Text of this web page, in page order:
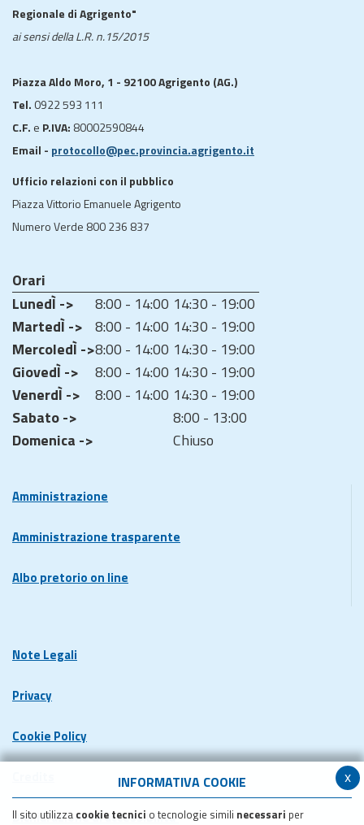
x
INFORMATIVA COOKIE
Il sito utilizza cookie tecnici o tecnologie simili necessari per
Regionale di Agrigento"
ai sensi della L.R. n.15/2015
Piazza Aldo Moro, 1 - 92100 Agrigento (AG.)
Tel. 0922 593 111
C.F. e P.IVA: 80002590844
Email - protocollo@pec.provincia.agrigento.it
Ufficio relazioni con il pubblico
Piazza Vittorio Emanuele Agrigento
Numero Verde 800 236 837
Orari
LunedÌ ->
8:00 - 14:00 14:30 - 19:00
MartedÌ -> 8:00 - 14:00 14:30 - 19:00
MercoledÌ ->8:00 - 14:00 14:30 - 19:00
GiovedÌ ->
8:00 - 14:00 14:30 - 19:00
VenerdÌ ->
8:00 - 14:00 14:30 - 19:00
Sabato ->
8:00 - 13:00
Domenica ->
Chiuso
Amministrazione
Amministrazione trasparente
Albo pretorio on line
Note Legali
Privacy
Cookie Policy
Dichiarazione di accessibilita'